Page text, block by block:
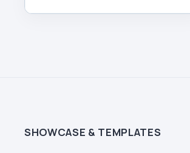
SHOWCASE & TEMPLATES